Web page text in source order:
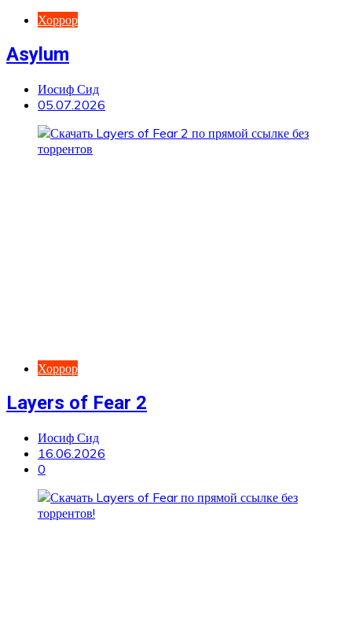
Хоррор
Asylum
Иосиф Сид
05.07.2026
Хоррор
Layers of Fear 2
Иосиф Сид
16.06.2026
0